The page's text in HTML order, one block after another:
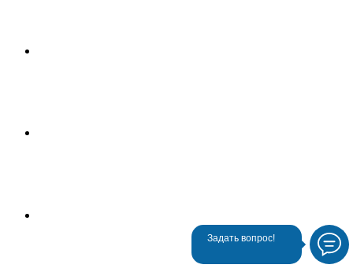
Задать вопрос!